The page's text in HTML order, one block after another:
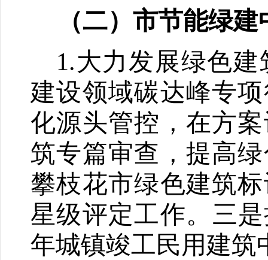
（二） 市节能绿建
1.大力发展绿色建
建设领域碳达峰专
化源头管控，在方
筑专篇审查，提高
攀枝花市绿色建筑
星级评定工作。三
年城镇竣工民用建筑